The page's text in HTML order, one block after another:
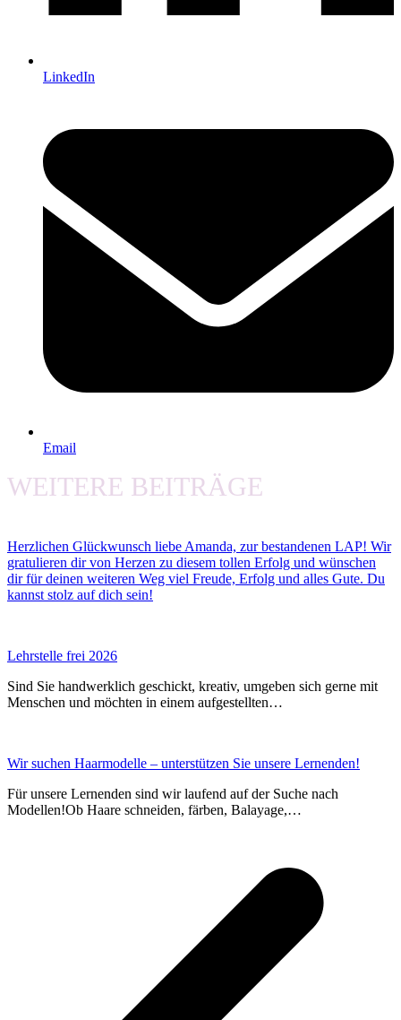
LinkedIn
Email
WEITERE BEITRÄGE
Herzlichen Glückwunsch liebe Amanda, zur bestandenen LAP! Wir
gratulieren dir von Herzen zu diesem tollen Erfolg und wünschen
dir für deinen weiteren Weg viel Freude, Erfolg und alles Gute. Du
kannst stolz auf dich sein!
Lehrstelle frei 2026
Sind Sie handwerklich geschickt, kreativ, umgeben sich gerne mit
Menschen und möchten in einem aufgestellten…
Wir suchen Haarmodelle – unterstützen Sie unsere Lernenden!
Für unsere Lernenden sind wir laufend auf der Suche nach
Modellen!Ob Haare schneiden, färben, Balayage,…